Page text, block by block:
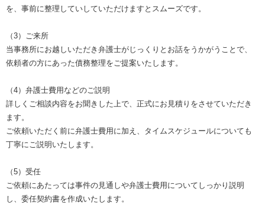
を、事前に整理していしていただけますとスムーズです。
（3）ご来所
当事務所にお越しいただき弁護士がじっくりとお話をうかがうことで、
依頼者の方にあった債務整理をご提案いたします。
（4）弁護士費用などのご説明
詳しくご相談内容をお聞きした上で、正式にお見積りをさせていただき
ます。
ご依頼いただく前に弁護士費用に加え、タイムスケジュールについても
丁寧にご説明いたします。
（5）受任
ご依頼にあたっては事件の見通しや弁護士費用についてしっかり説明
し、委任契約書を作成いたします。